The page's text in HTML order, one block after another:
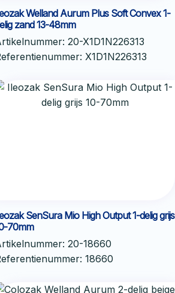
Welland Aurum Plus Soft Convex 1-
zand 13-48mm
20-X1D1N226313
X1D1N226313
SenSura Mio High Output 1-delig grijs
70mm
20-18660
18660